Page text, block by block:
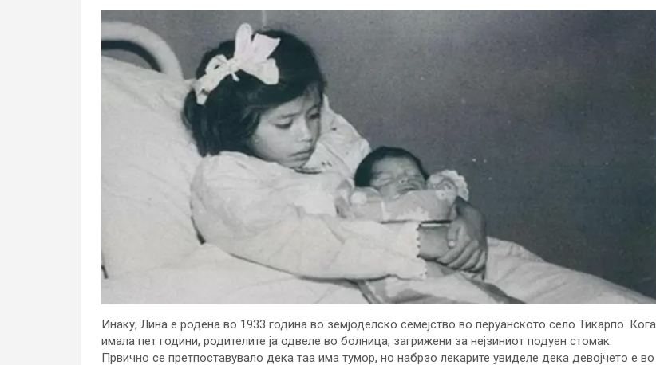
Инаку, Лина е родена во 1933 година во земјоделско семејство во перуанското село Тикарпо. Кога
имала пет години, родителите ја одвеле во болница, загрижени за нејзиниот подуен стомак.
Првично се претпоставувало дека таа има тумор, но набрзо лекарите увиделе дека девојчето е во